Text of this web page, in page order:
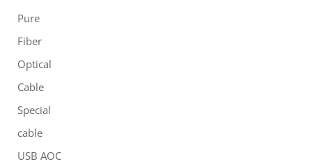
Pure
Fiber
Optical
Cable
Special
cable
USB AOC